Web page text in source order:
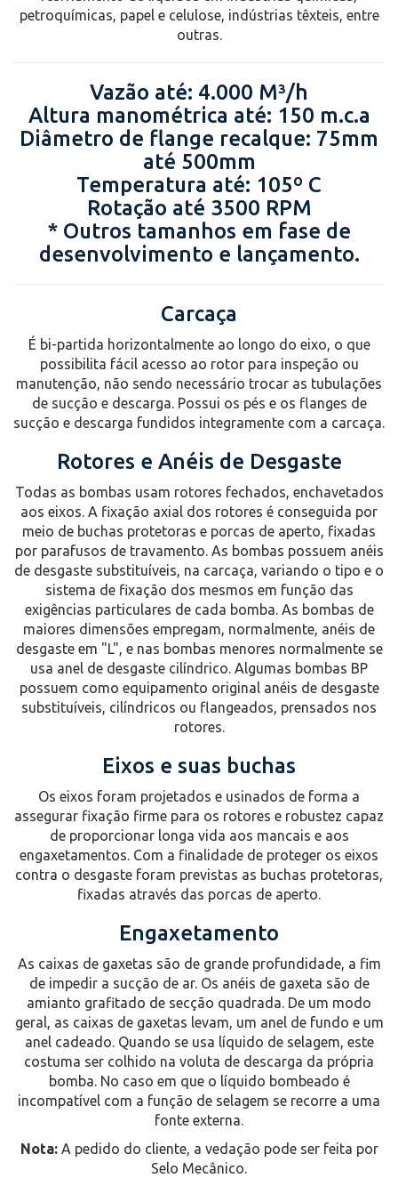
petroquímicas, papel e celulose, indústrias têxteis, entre
outras.
Vazão até: 4.000 M³/h
Altura manométrica até: 150 m.c.a
Diâmetro de flange recalque: 75mm
até 500mm
Temperatura até: 105º C
Rotação até 3500 RPM
* Outros tamanhos em fase de
desenvolvimento e lançamento.
Carcaça
É bi-partida horizontalmente ao longo do eixo, o que
possibilita fácil acesso ao rotor para inspeção ou
manutenção, não sendo necessário trocar as tubulações
de sucção e descarga. Possui os pés e os flanges de
sucção e descarga fundidos integramente com a carcaça.
Rotores e Anéis de Desgaste
Todas as bombas usam rotores fechados, enchavetados
aos eixos. A fixação axial dos rotores é conseguida por
meio de buchas protetoras e porcas de aperto, fixadas
por parafusos de travamento. As bombas possuem anéis
de desgaste substituíveis, na carcaça, variando o tipo e o
sistema de fixação dos mesmos em função das
exigências particulares de cada bomba. As bombas de
maiores dimensões empregam, normalmente, anéis de
desgaste em "L", e nas bombas menores normalmente se
usa anel de desgaste cilíndrico. Algumas bombas BP
possuem como equipamento original anéis de desgaste
substituíveis, cilíndricos ou flangeados, prensados nos
rotores.
Eixos e suas buchas
Os eixos foram projetados e usinados de forma a
assegurar fixação firme para os rotores e robustez capaz
de proporcionar longa vida aos mancais e aos
engaxetamentos. Com a finalidade de proteger os eixos
contra o desgaste foram previstas as buchas protetoras,
fixadas através das porcas de aperto.
Engaxetamento
As caixas de gaxetas são de grande profundidade, a fim
de impedir a sucção de ar. Os anéis de gaxeta são de
amianto grafitado de secção quadrada. De um modo
geral, as caixas de gaxetas levam, um anel de fundo e um
anel cadeado. Quando se usa líquido de selagem, este
costuma ser colhido na voluta de descarga da própria
bomba. No caso em que o líquido bombeado é
incompatível com a função de selagem se recorre a uma
fonte externa.
Nota:A pedido do cliente, a vedação pode ser feita por
Selo Mecânico.